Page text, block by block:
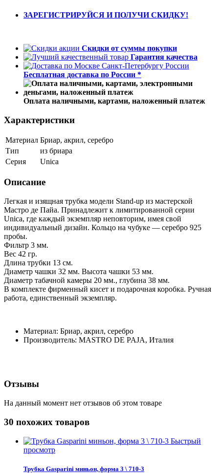
ЗАРЕГИСТРИРУЙСЯ И ПОЛУЧИ СКИДКУ!
Скидки от суммы покупки
Гарантия качества
Бесплатная доставка по России *
Оплата наличными, картами, наложенный платеж
Характеристики
Материал Бриар, акрил, серебро
Тип
из бриара
Серия
Unica
Описание
Легкая и изящная трубка модели Stand-up из мастерской
Мастро де Пайа. Принадлежит к лимитированной серии
Unica, где каждый экземпляр неповторим, имея свой
индивидуальный дизайн. Кольцо на чубуке — серебро 925
пробы.
Фильтр 3 мм.
Вес 42 гр.
Длина трубки 13 см.
Диаметр чашки 32 мм. Высота чашки 53 мм.
Диаметр табачной камеры 20 мм., глубина 38 мм.
В комплекте фирменный кисет и подарочная коробка. Ручная
работа, единственный экземпляр.
Материал: Бриар, акрил, серебро
Производитель: MASTRO DE PAJA, Италия
Отзывы
На данный момент нет отзывов об этом товаре
30 похожих товаров
Быстрый
просмотр
Трубка Gasparini миньон, форма 3 \ 710-3